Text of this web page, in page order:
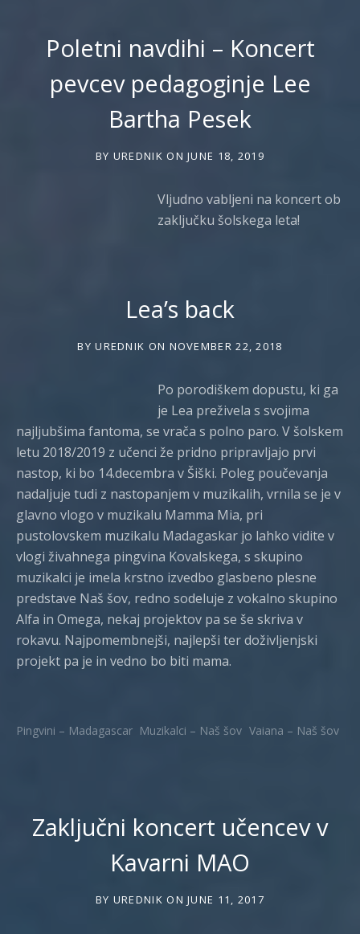
Poletni navdihi – Koncert
pevcev pedagoginje Lee
Bartha Pesek
BY UREDNIK ON JUNE 18, 2019
Vljudno vabljeni na koncert ob
zaključku šolskega leta!
Lea’s back
BYUREDNIK ON NOVEMBER 22, 2018
Po porodiškem dopustu, ki ga
je Lea preživela s svojima
najljubšima fantoma, se vrača s polno paro. V šolskem
letu 2018/2019 z učenci že pridno pripravljajo prvi
nastop, ki bo 14.decembra v Šiški. Poleg poučevanja
nadaljuje tudi z nastopanjem v muzikalih, vrnila se je v
glavno vlogo v muzikalu Mamma Mia, pri
pustolovskem muzikalu Madagaskar jo lahko vidite v
vlogi živahnega pingvina Kovalskega, s skupino
muzikalci je imela krstno izvedbo glasbeno plesne
predstave Naš šov, redno sodeluje z vokalno skupino
Alfa in Omega, nekaj projektov pa se še skriva v
rokavu. Najpomembnejši, najlepši ter doživljenjski
projekt pa je in vedno bo biti mama.
Pingvini – Madagascar Muzikalci – Naš šov Vaiana – Naš šov
Zaključni koncert učencev v
Kavarni MAO
BY UREDNIK ON JUNE 11, 2017